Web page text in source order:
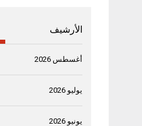
الأرشيف
أغسطس 2026
يوليو 2026
يونيو 2026